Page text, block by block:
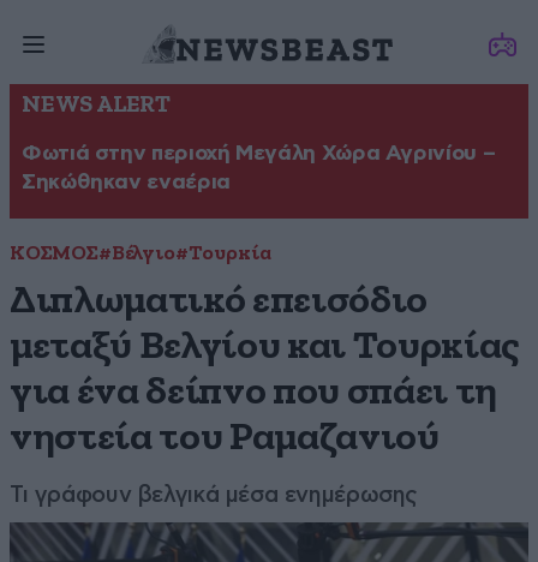
NEWS ALERT
Φωτιά στην περιοχή Μεγάλη Χώρα Αγρινίου –
Σηκώθηκαν εναέρια
ΚΟΣΜΟΣ#Βέλγιο#Τουρκία
Διπλωματικό επεισόδιο
μεταξύ Βελγίου και Τουρκίας
για ένα δείπνο που σπάει τη
νηστεία του Ραμαζανιού
Τι γράφουν βελγικά μέσα ενημέρωσης